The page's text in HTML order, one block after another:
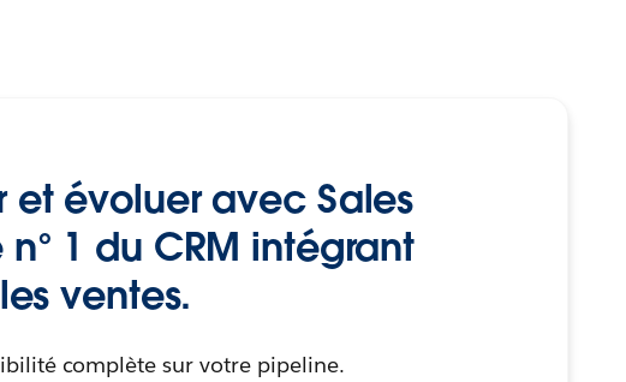
et évoluer avec Sales
1 du CRM intégrant
ventes.
complète sur votre pipeline.